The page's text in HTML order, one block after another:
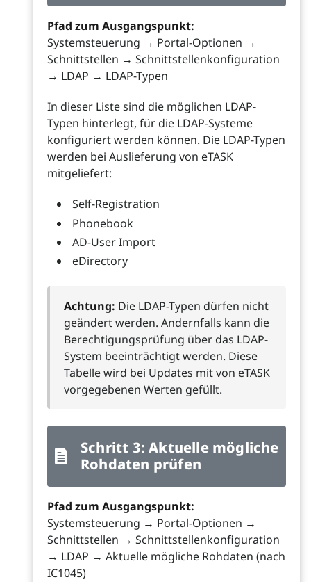
Pfad zum Ausgangspunkt:
Systemsteuerung → Portal-Optionen →
Schnittstellen → Schnittstellenkonfiguration
→ LDAP → LDAP-Typen
In dieser Liste sind die möglichen LDAP-
Typen hinterlegt, für die LDAP-Systeme
konfiguriert werden können. Die LDAP-Typen
werden bei Auslieferung von eTASK
mitgeliefert:
Self-Registration
Phonebook
AD-User Import
eDirectory
Achtung: Die LDAP-Typen dürfen nicht
geändert werden. Andernfalls kann die
Berechtigungsprüfung über das LDAP-
System beeinträchtigt werden. Diese
Tabelle wird bei Updates mit von eTASK
vorgegebenen Werten gefüllt.
Schritt 3: Aktuelle mögliche
Rohdaten prüfen
Pfad zum Ausgangspunkt:
Systemsteuerung → Portal-Optionen →
Schnittstellen → Schnittstellenkonfiguration
→ LDAP → Aktuelle mögliche Rohdaten (nach
IC1045)